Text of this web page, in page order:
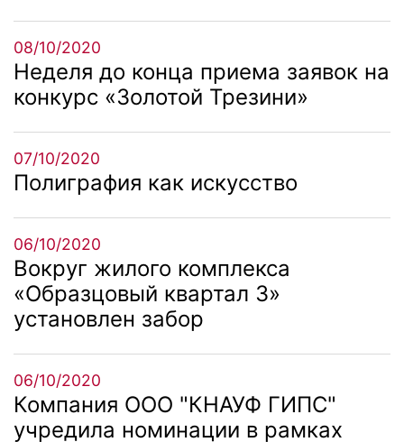
08/10/2020
Неделя до конца приема заявок на
конкурс «Золотой Трезини»
07/10/2020
Полиграфия как искусство
06/10/2020
Вокруг жилого комплекса
«Образцовый квартал 3»
установлен забор
06/10/2020
Компания ООО "КНАУФ ГИПС"
учредила номинации в рамках